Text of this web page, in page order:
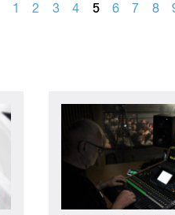
1 2 3 4 5 6 7 8